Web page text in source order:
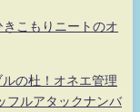
こもりニートのオ
の杜！オネエ管理
フルアタックナンバ